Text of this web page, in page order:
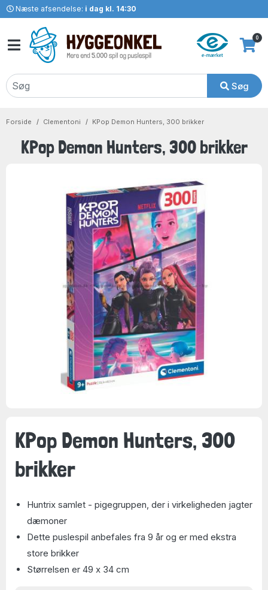
Næste afsendelse: i dag kl. 14:30
Søg
0
Forside Clementoni KPop Demon Hunters, 300 brikker
KPop Demon Hunters, 300 brikker
KPop Demon Hunters, 300
brikker
Huntrix samlet - pigegruppen, der i virkeligheden jagter
dæmoner
Dette puslespil anbefales fra 9 år og er med ekstra
store brikker
Størrelsen er 49 x 34 cm